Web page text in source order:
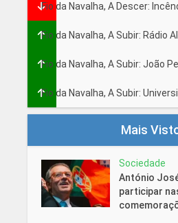
Fio da Navalha, A Descer:
Fio da Navalha, A Subir: Rádio
Fio da Navalha, A Subir: João
Fio da Navalha, A Subir:
Mais
Sociedade
António
participar